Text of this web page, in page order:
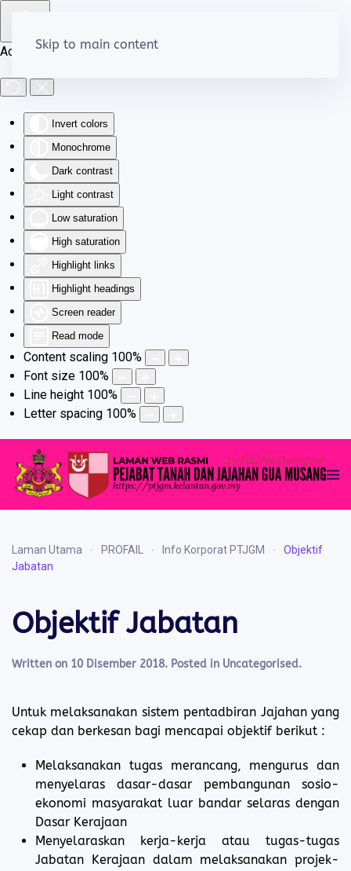
Accessibility Tools
Invert colors
Monochrome
Dark contrast
Light contrast
Low saturation
High saturation
Highlight links
Highlight headings
Screen reader
Read mode
Content scaling 100%
Font size 100%
Line height 100%
Letter spacing 100%
Skip to main content
Laman Utama PROFAIL Info Korporat PTJGM
Objektif
Jabatan
Objektif Jabatan
Written on 10 Disember 2018. Posted in Uncategorised.
Untuk melaksanakan sistem pentadbiran Jajahan yang
cekap dan berkesan bagi mencapai objektif berikut :
Melaksanakan tugas merancang, mengurus dan
menyelaras dasar-dasar pembangunan sosio-
ekonomi masyarakat luar bandar selaras dengan
Dasar Kerajaan
Menyelaraskan kerja-kerja atau tugas-tugas
Jabatan Kerajaan dalam melaksanakan projek-